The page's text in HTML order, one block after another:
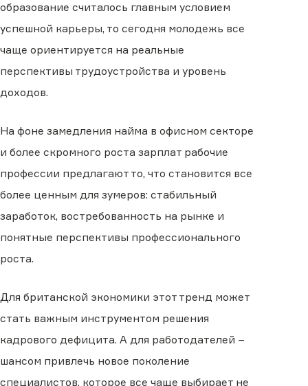
образование считалось главным условием
успешной карьеры, то сегодня молодежь все
чаще ориентируется на реальные
перспективы трудоустройства и уровень
доходов.
На фоне замедления найма в офисном секторе
и более скромного роста зарплат рабочие
профессии предлагают то, что становится все
более ценным для зумеров: стабильный
заработок, востребованность на рынке и
понятные перспективы профессионального
роста.
Для британской экономики этот тренд может
стать важным инструментом решения
кадрового дефицита. А для работодателей −
шансом привлечь новое поколение
специалистов, которое все чаще выбирает не